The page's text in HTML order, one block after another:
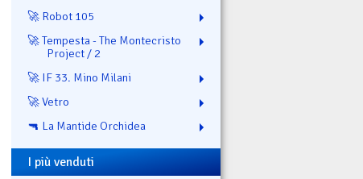
🚀 Robot 105
🚀 Tempesta - The Montecristo
Project / 2
🚀 IF 33. Mino Milani
🚀 Vetro
🔫 La Mantide Orchidea
I più venduti